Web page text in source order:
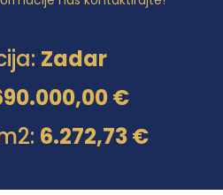
Zadar
€
6.272,73 €